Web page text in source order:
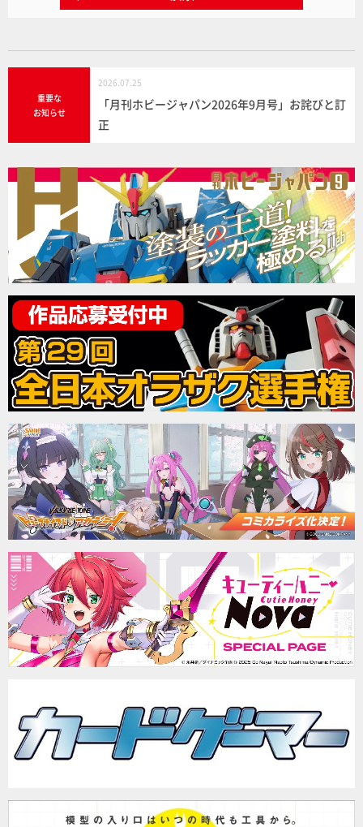
重要な
お知らせ
2026.07.25
「月刊ホビージャパン2026年9月号」お詫びと訂
正